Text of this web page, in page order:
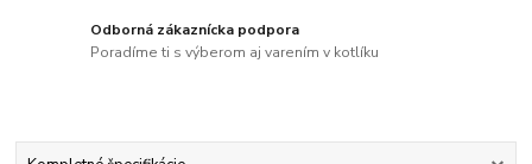
Odborná zákaznícka podpora
Poradíme ti s výberom aj varením v kotlíku